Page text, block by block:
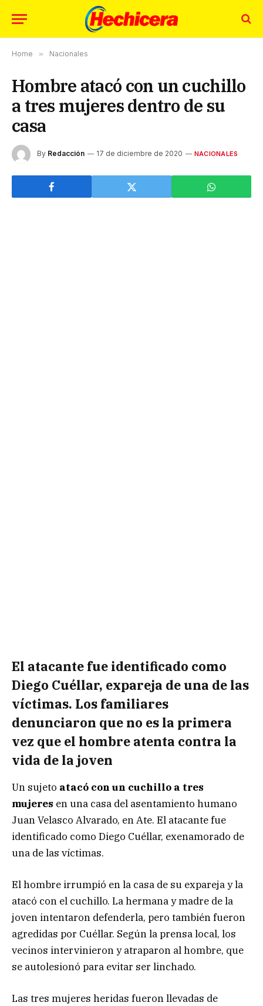
Home » Nacionales
Hombre atacó con un cuchillo
a tres mujeres dentro de su
casa
By Redacción 17 de diciembre de 2020 NACIONALES
El atacante fue identificado como
Diego Cuéllar, expareja de una de las
víctimas. Los familiares
denunciaron que no es la primera
vez que el hombre atenta contra la
vida de la joven
Un sujeto atacó con un cuchillo a tres
mujeres en una casa del asentamiento humano
Juan Velasco Alvarado, en Ate. El atacante fue
identificado como Diego Cuéllar, exenamorado de
una de las víctimas.
El hombre irrumpió en la casa de su expareja y la
atacó con el cuchillo. La hermana y madre de la
joven intentaron defenderla, pero también fueron
agredidas por Cuéllar. Según la prensa local, los
vecinos intervinieron y atraparon al hombre, que
se autolesionó para evitar ser linchado.
Las tres mujeres heridas fueron llevadas de